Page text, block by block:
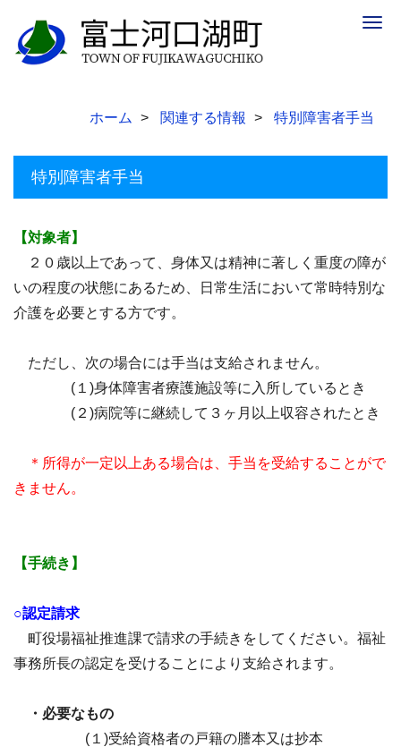
ホーム 関連する情報 特別障害者手当
特別障害者手当
【対象者】
２０歳以上であって、身体又は精神に著しく重度の障が
いの程度の状態にあるため、日常生活において常時特別な
介護を必要とする方です。
ただし、次の場合には手当は支給されません。
(１)身体障害者療護施設等に入所しているとき
(２)病院等に継続して３ヶ月以上収容されたとき
＊所得が一定以上ある場合は、手当を受給することがで
きません。
【手続き】
○認定請求
町役場福祉推進課で請求の手続きをしてください。福祉
事務所長の認定を受けることにより支給されます。
・必要なもの
(１)受給資格者の戸籍の謄本又は抄本